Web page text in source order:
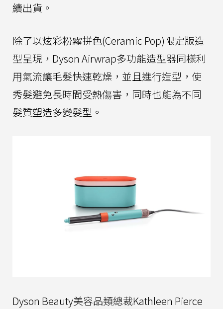
續出貨。
除了以炫彩粉霧拼色(Ceramic Pop)限定版造
型呈現，Dyson Airwrap多功能造型器同樣利
用氣流讓毛髮快速乾燥，並且進行造型，使
秀髮避免長時間受熱傷害，同時也能為不同
髮質塑造多變髮型。
Dyson Beauty美容品類總裁Kathleen Pierce